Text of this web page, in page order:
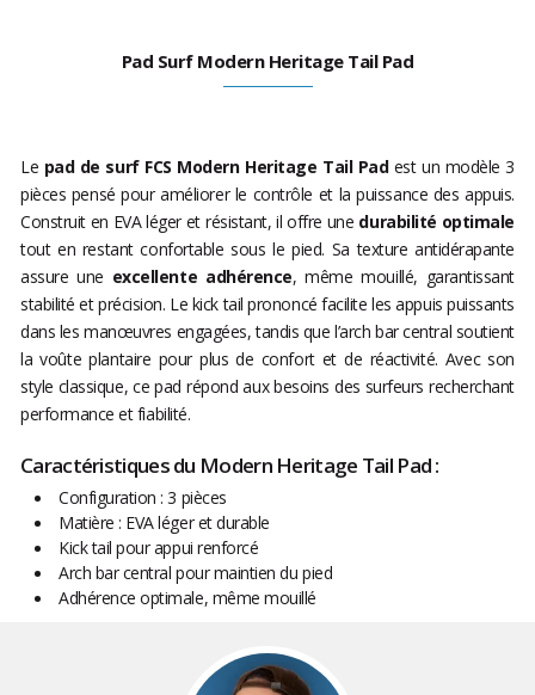
Pad Surf Modern Heritage Tail Pad
Le pad de surf FCS Modern Heritage Tail Padest un modèle 3
pièces pensé pour améliorer le contrôle et la puissance des appuis.
Construit en EVA léger et résistant, il offre une durabilité optimale
tout en restant confortable sous le pied. Sa texture antidérapante
assure une excellente adhérence, même mouillé, garantissant
stabilité et précision. Le kick tail prononcé facilite les appuis puissants
dans les manœuvres engagées, tandis que l’arch bar central soutient
la voûte plantaire pour plus de confort et de réactivité. Avec son
style classique, ce pad répond aux besoins des surfeurs recherchant
performance et fiabilité.
Caractéristiques du Modern Heritage Tail Pad :
Configuration : 3 pièces
Matière : EVA léger et durable
Kick tail pour appui renforcé
Arch bar central pour maintien du pied
Adhérence optimale, même mouillé